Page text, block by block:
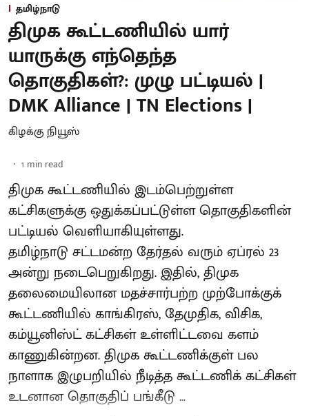
தமிழ்நாடு
திமுக கூட்டணியில் யார்
யாருக்கு எந்தெந்த
தொகுதிகள்?: முழு பட்டியல் |
DMK Alliance | TN Elections |
கிழக்கு நியூஸ்
1 min read
திமுக கூட்டணியில் இடம்பெற்றுள்ள
கட்சிகளுக்கு ஒதுக்கப்பட்டுள்ள தொகுதிகளின்
பட்டியல் வெளியாகியுள்ளது.
தமிழ்நாடு சட்டமன்ற தேர்தல் வரும் ஏப்ரல் 23
அன்று நடைபெறுகிறது. இதில், திமுக
தலைமையிலான மதச்சார்பற்ற முற்போக்குக்
கூட்டணியில் காங்கிரஸ், தேமுதிக, விசிக,
கம்யூனிஸ்ட் கட்சிகள் உள்ளிட்டவை களம்
காணுகின்றன. திமுக கூட்டணிக்குள் பல
நாளாக இழுபறியில் நீடித்த கூட்டணிக் கட்சிகள்
உடனான தொகுதிப் பங்கீடு ...